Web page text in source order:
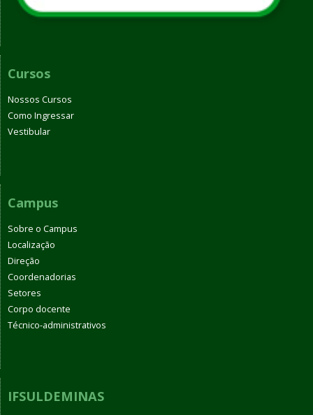
Cursos
Nossos Cursos
Como Ingressar
Vestibular
Campus
Sobre o Campus
Localização
Direção
Coordenadorias
Setores
Corpo docente
Técnico-administrativos
IFSULDEMINAS